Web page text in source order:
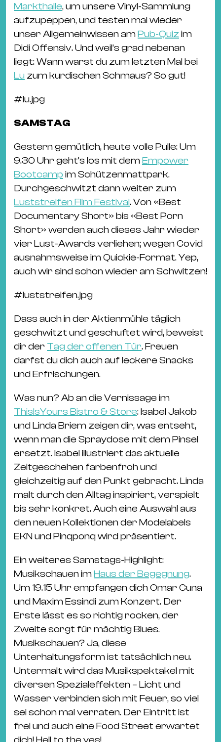
Markthalle, um unsere Vinyl-Sammlung
aufzupeppen, und testen mal wieder
unser Allgemeinwissen amPub-Quiz im
Didi Offensiv. Und weil’s grad nebenan
liegt: Wann warst du zum letzten Mal bei
Lu zum kurdischen Schmaus? So gut!
#lu.jpg
SAMSTAG
Gestern gemütlich, heute volle Pulle: Um
9.30 Uhr geht’s los mit demEmpower
Bootcamp im Schützenmattpark.
Durchgeschwitzt dann weiter zum
Luststreifen Film Festival. Von «Best
Documentary Short» bis «Best Porn
Short» werden auch dieses Jahr wieder
vier Lust-Awards verliehen; wegen Covid
ausnahmsweise im Quickie-Format. Yep,
auch wir sind schon wieder am Schwitzen!
#luststreifen.jpg
Dass auch in der Aktienmühle täglich
geschwitzt und geschuftet wird, beweist
dir der Tag der offenen Tür. Freuen
darfst du dich auch auf leckere Snacks
und Erfrischungen.
Was nun? Ab an die Vernissage im
ThisIsYours Bistro & Store: Isabel Jakob
und Linda Briem zeigen dir, was entseht,
wenn man die Spraydose mit dem Pinsel
ersetzt. Isabel illustriert das aktuelle
Zeitgeschehen farbenfroh und
gleichzeitig auf den Punkt gebracht. Linda
malt durch den Alltag inspiriert, verspielt
bis sehr konkret. Auch eine Auswahl aus
den neuen Kollektionen der Modelabels
EKN und Pinqponq wird präsentiert.
Ein weiteres Samstags-Highlight:
Musikschauen imHaus der Begegnung.
Um 19.15 Uhr empfangen dich Omar Cuna
und Maxim Essindi zum Konzert. Der
Erste lässt es so richtig rocken, der
Zweite sorgt für mächtig Blues.
Musikschauen? Ja, diese
Unterhaltungsform ist tatsächlich neu.
Untermalt wird das Musikspektakel mit
diversen Spezialeffekten – Licht und
Wasser verbinden sich mit Feuer, so viel
sei schon mal verraten. Der Eintritt ist
frei und auch eine Food Street erwartet